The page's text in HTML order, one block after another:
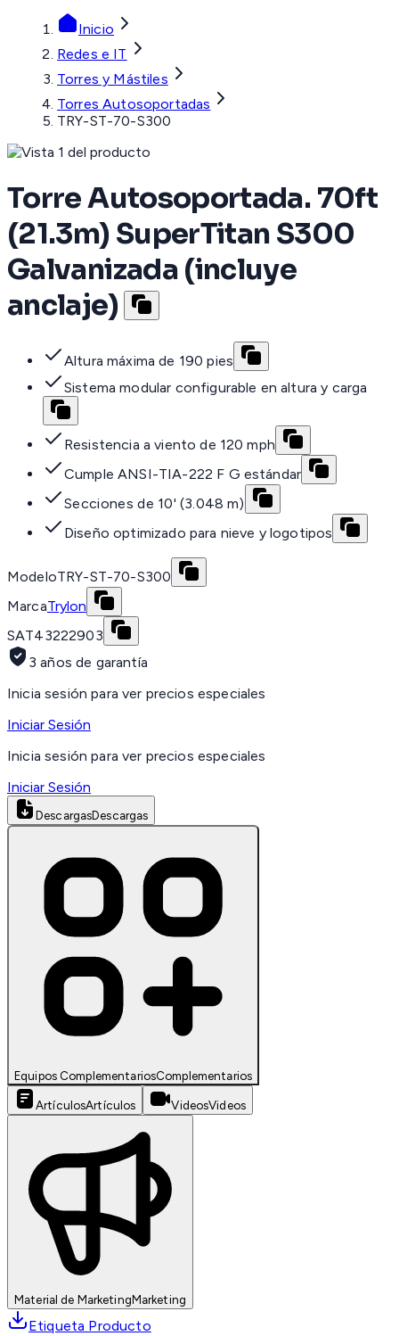
Inicio
Redes e IT
Torres y Mástiles
Torres Autosoportadas
TRY-ST-70-S300
Torre Autosoportada. 70ft
(21.3m) SuperTitan S300
Galvanizada (incluye
anclaje)
Altura máxima de 190 pies
Sistema modular configurable en altura y carga
Resistencia a viento de 120 mph
Cumple ANSI-TIA-222 F G estándar
Secciones de 10' (3.048 m)
Diseño optimizado para nieve y logotipos
ModeloTRY-ST-70-S300
MarcaTrylon
SAT43222903
3 años de garantía
Inicia sesión para ver precios especiales
Iniciar Sesión
Inicia sesión para ver precios especiales
Iniciar Sesión
DescargasDescargas
Equipos ComplementariosComplementarios
ArtículosArtículos VideosVideos
Material de MarketingMarketing
Etiqueta Producto